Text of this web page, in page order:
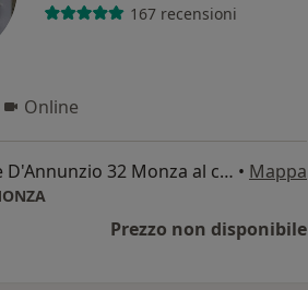
167 recensioni
Online
Via Gabriele D'Annunzio 32 Monza al confine con Sesto San Giovanni, Sesto San Giovanni • Mappa
Prezzo non disponibile